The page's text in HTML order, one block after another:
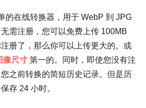
的在线转换器，用于 WebP 到 JPG
需注册，您可以免费上传 100MB
册了，那么你可以上传更大的。或
像尺寸 第一的。同时，即使您没有注
之前转换的简短历史记录。但是历
存 24 小时。